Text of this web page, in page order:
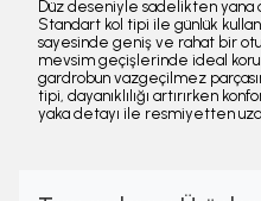
Düz deseniyle sadelikten yana
Standart kol tipi ile günlük
sayesinde geniş ve rahat bir
mevsim geçişlerinde ideal
gardrobun vazgeçilmez
tipi, dayanıklılığı artırırken
yaka detayı ile resmiyetten